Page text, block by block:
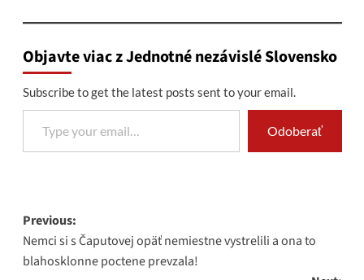
Objavte viac z Jednotné nezávislé Slovensko
Subscribe to get the latest posts sent to your email.
Type your email…
Odoberať
Post
navigation
Previous:
Nemci si s Čaputovej opäť nemiestne vystrelili a ona to
blahosklonne poctene prevzala!